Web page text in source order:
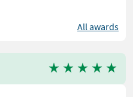
All awards